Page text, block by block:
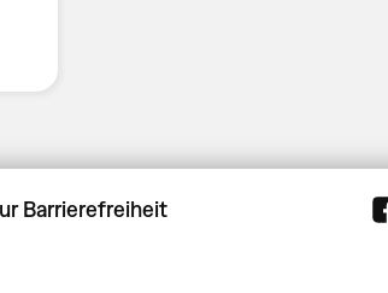
Barrierefreiheit